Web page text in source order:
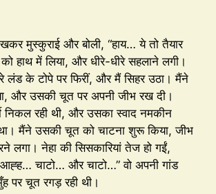
मुस्कुराई और बोली, “हाय… ये तो तैयार
हाथ में लिया, और धीरे-धीरे सहलाने लगी।
लंड के टोपे पर फिरीं, और मैं सिहर उठा। मैंने
और उसकी चूत पर अपनी जीभ रख दी।
निकल रही थी, और उसका स्वाद नमकीन
मैंने उसकी चूत को चाटना शुरू किया, जीभ
लगा। नेहा की सिसकारियां तेज हो गईं,
चाटो… और चाटो…” वो अपनी गांड
पर चूत रगड़ रही थी।